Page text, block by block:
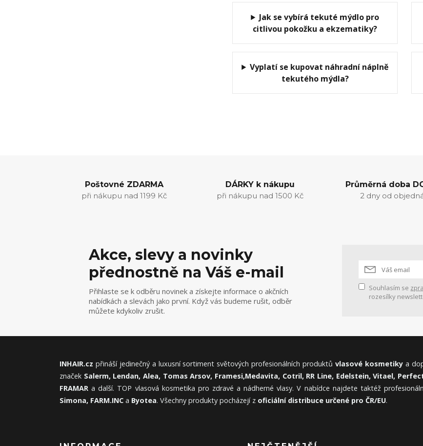
Jak se vybírá tekuté mýdlo pro
citlivou pokožku a ekzematiky?
Vyplatí se kupovat náhradní náplně
tekutého mýdla?
Poštovné ZDARMA
při nákupu nad 1199 Kč
DÁRKY k nákupu
při nákupu nad 1500 Kč
Průměrná doba
2 dny od
Akce, slevy a novinky
přednostně na Váš e-mail
Přihlaste se k odběru novinek a získejte informace o akčních
nabídkách a slevách jako první. Když vás budeme rušit, odběr
můžete kdykoliv zrušit.
Souhlasím se
rozesílky
INHAIR.cz přináší jedinečný a luxusní sortiment světových profesionálních produktů vlasové kosmetikya
značek Salerm, Lendan, Alea, Tomas Arsov, Framesi,Medavita, Cotril, RR Line, Edelstein, Vitael,
FRAMAR a další. TOP vlasová kosmetika pro zdravé a nádherné vlasy. V nabídce najdete taktéž
Simona, FARM.INC a Byotea. Všechny produkty pocházejí z oficiální distribuce určené pro ČR/EU.